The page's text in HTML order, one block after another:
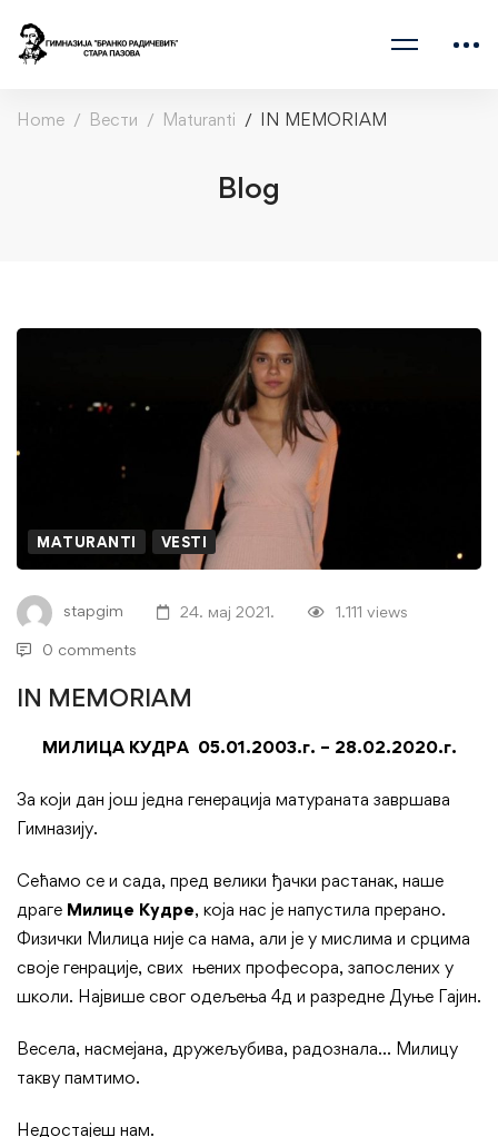
Home Вести Maturanti IN MEMORIAM
Blog
IN
MEMORIAM
MATURANTI VESTI
stapgim 24. мај 2021. 1.111 views
0 comments
IN MEMORIAM
MИЛИЦА КУДРА 05.01.2003.г. – 28.02.2020.г.
За који дан још једна генерација матураната завршава
Гимназију.
Сећамо се и сада, пред велики ђачки растанак, наше
драге Милице Кудре, која нас је напустила прерано.
Физички Милица није са нама, али је у мислима и срцима
своје генрације, свих њених професора, запослених у
школи. Највише свог одељења 4д и разредне Дуње Гајин.
Весела, насмејана, дружељубива, радознала… Милицу
такву памтимо.
Недостајеш нам.